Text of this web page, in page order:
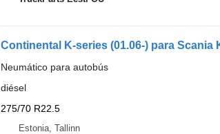
Continental K-series (01.06-) para Scania
Neumático para autobús
diésel
275/70 R22.5
Estonia, Tallinn